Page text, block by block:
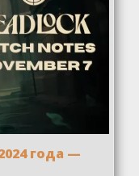
года —